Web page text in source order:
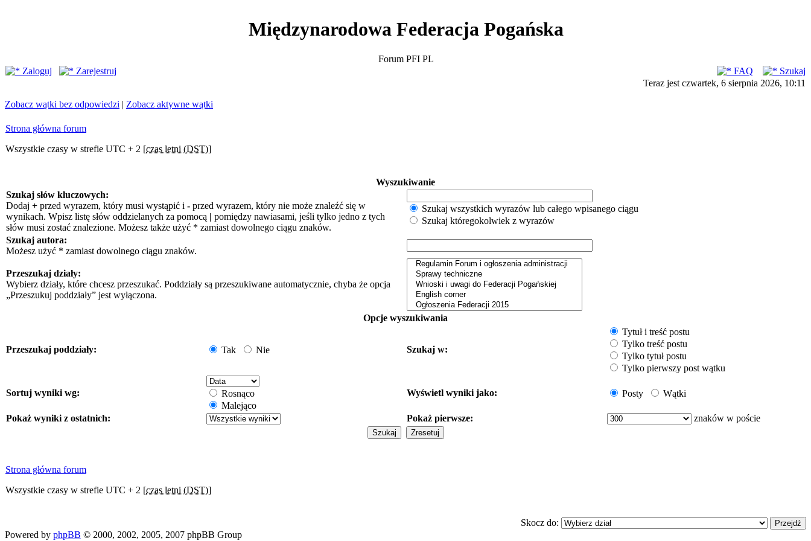
Międzynarodowa Federacja Pogańska
Forum PFI PL
Zaloguj
Zarejestruj FAQ
Szukaj
Teraz jest czwartek, 6 sierpnia 2026, 10:11
Zobacz wątki bez odpowiedzi | Zobacz aktywne wątki
Strona główna forum
Wszystkie czasy w strefie UTC + 2 [czas letni (DST)]
Wyszukiwanie
Szukaj słów kluczowych:
Dodaj + przed wyrazem, który musi wystąpić i - przed wyrazem, który nie może znaleźć się w
wynikach. Wpisz listę słów oddzielanych za pomocą | pomiędzy nawiasami, jeśli tylko jedno z tych
słów musi zostać znalezione. Możesz także użyć * zamiast dowolnego ciągu znaków.
Szukaj wszystkich wyrazów lub całego wpisanego ciągu
Szukaj któregokolwiek z wyrazów
Szukaj autora:
Możesz użyć * zamiast dowolnego ciągu znaków.
Przeszukaj działy:
Wybierz działy, które chcesz przeszukać. Poddziały są przeszukiwane automatycznie, chyba że opcja
„Przeszukuj poddziały” jest wyłączona.
Opcje wyszukiwania
Przeszukaj poddziały: Tak Nie Szukaj w:
Tytuł i treść postu
Tylko treść postu
Tylko tytuł postu
Tylko pierwszy post wątku
Sortuj wyniki wg:
Rosnąco
Malejąco
Wyświetl wyniki jako: Posty Wątki
Pokaż wyniki z ostatnich: Pokaż pierwsze: znaków w poście
Strona główna forum
Wszystkie czasy w strefie UTC + 2 [czas letni (DST)]
Skocz do:
Powered by phpBB © 2000, 2002, 2005, 2007 phpBB Group